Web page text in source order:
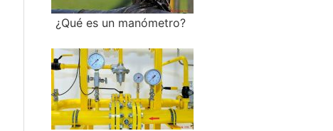
¿Qué es un manómetro?